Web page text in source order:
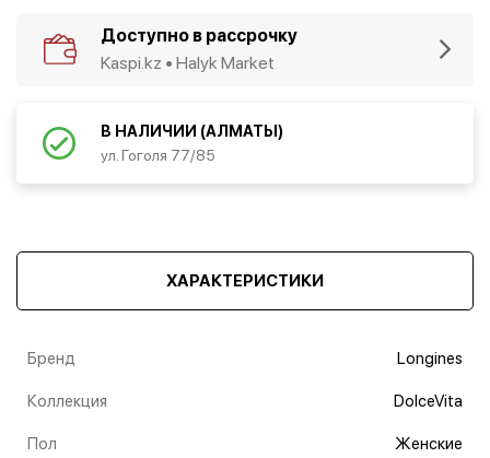
Доступно в рассрочку
Kaspi.kz • Halyk Market
В НАЛИЧИИ (АЛМАТЫ)
ул. Гоголя 77/85
ХАРАКТЕРИСТИКИ
Бренд Longines
Коллекция DolceVita
Пол Женские